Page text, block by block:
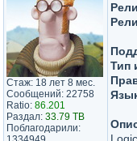
Стаж: 18 лет 8 мес.
Сообщений: 22758
Ratio: 86.201
Раздал: 33.79 TB
Поблагодарили:
Тип